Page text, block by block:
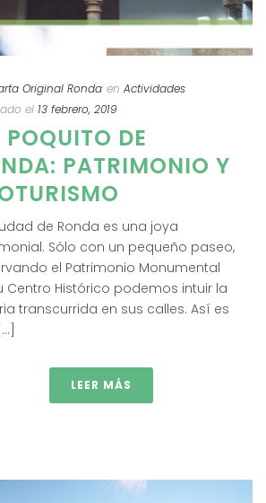
Original Ronda en Actividades
el 13 febrero, 2019
POQUITO DE
PATRIMONIO Y
de Ronda es una joya
Sólo con un pequeño paseo,
el Patrimonio Monumental
Centro Histórico podemos intuir la
transcurrida en sus calles. Así es
LEER MÁS